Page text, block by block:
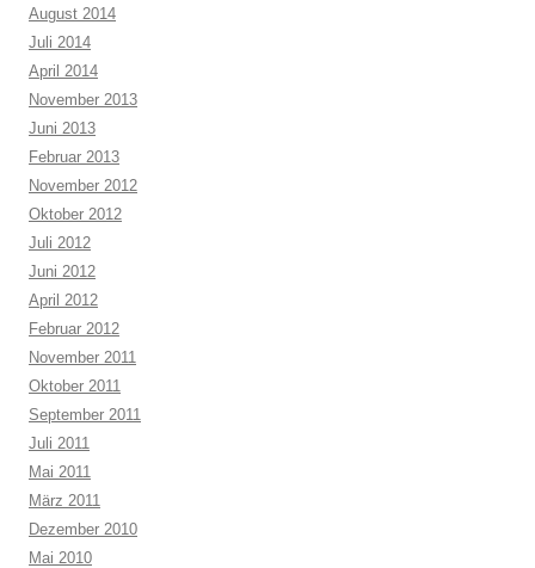
August 2014
Juli 2014
April 2014
November 2013
Juni 2013
Februar 2013
November 2012
Oktober 2012
Juli 2012
Juni 2012
April 2012
Februar 2012
November 2011
Oktober 2011
September 2011
Juli 2011
Mai 2011
März 2011
Dezember 2010
Mai 2010